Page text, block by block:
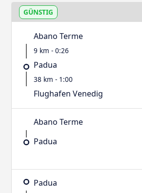
GÜNSTIG
Abano Terme
9 km - 0:26
Padua
38 km - 1:00
Flughafen Venedig
Abano Terme
Padua
Padua